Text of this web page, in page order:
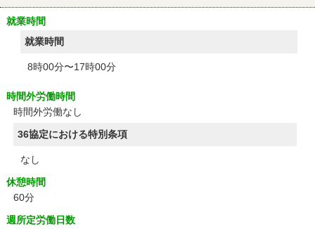
就業時間
就業時間
8時00分〜17時00分
時間外労働時間
時間外労働なし
36協定における特別条項
なし
休憩時間
60分
週所定労働日数